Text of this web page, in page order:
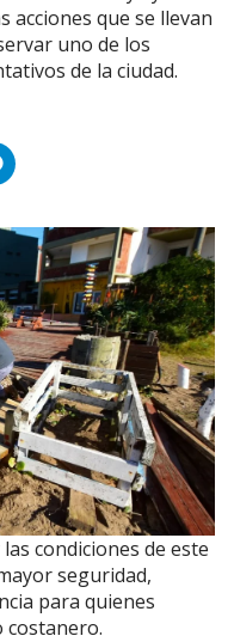
acciones que se llevan
uno de los
de la ciudad.
condiciones de este
seguridad,
para quienes
costanero.